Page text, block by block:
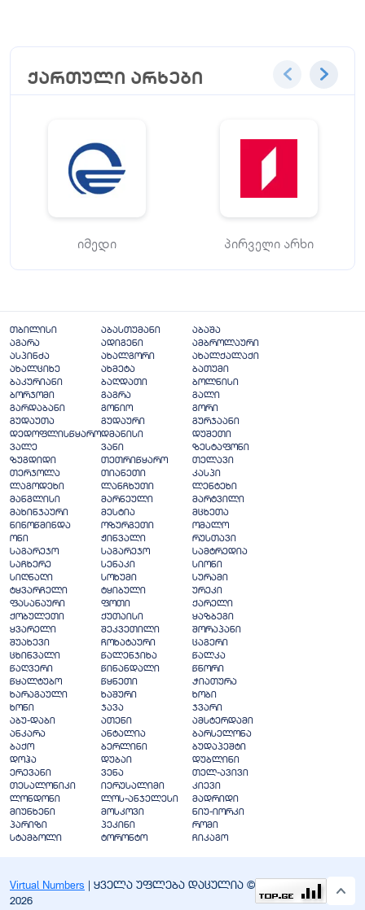
ქართული არხები
იმედი პირველი არხი
თბილისი აბასთუმანი
აბაშა
აგარა
ადიგენი
ამბროლაური
ასპინძა
ახალგორი
ახალქალაქი
ახალციხე
ახმეტა
ბათუმი
ბაკურიანი
ბაღდათი
ბოლნისი
ბორჯომი
გაგრა
გალი
გარდაბანი
გონიო
გორი
გუდაუთა
გუდაური
გურჯაანი
დედოფლისწყაროდმანისი
დუშეთი
ვალე
ვანი
ზესტაფონი
ზუგდიდი
თეთრიწყარო
თელავი
თერჯოლა
თიანეთი
კასპი
ლაგოდეხი
ლანჩხუთი
ლენტეხი
მანგლისი
მარნეული
მარტვილი
მახინჯაური
მესტია
მცხეთა
ნინოწმინდა
ოზურგეთი
ომალო
ონი
ჟინვალი
რუსთავი
საგარეჯო
საგარეჯო
სამტრედია
საჩხერე
სენაკი
სიონი
სიღნაღი
სოხუმი
სურამი
ტყვარჩელი
ტყიბული
ურეკი
ფასანაური
ფოთი
ქარელი
ქობულეთი
ქუთაისი
ყაზბეგი
ყვარელი
შეკვეთილი
შორაპანი
შუახევი
ჩოხატაური
ცაგერი
ცხინვალი
წალენჯიხა
წალკა
წაღვერი
წინანდალი
წნორი
წყალტუბო
წყნეთი
ჭიათურა
ხარაგაული
ხაშური
ხობი
ხონი
ჯავა
ჯვარი
აბუ-დაბი
ათენი
ამსტერდამი
ანკარა
ანტალია
ბარსელონა
ბაქო
ბერლინი
ბუდაპეშტი
დოჰა
დუბაი
დუბლინი
ერევანი
ვენა
თელ-ავივი
თესალონიკი
იერუსალიმი
კიევი
ლონდონი
ლოს-ანჯელესი
მადრიდი
მიუნხენი
მოსკოვი
ნიუ-იორკი
პარიზი
პეკინი
რომი
სტამბოლი
ტორონტო ჩიკაგო
Virtual Numbers | ყველა უფლება დაცულია ©
2026